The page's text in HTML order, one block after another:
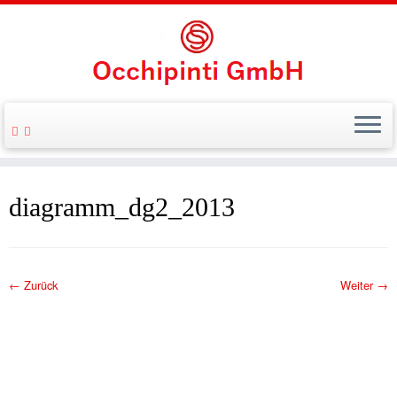
Inhalt
springen
diagramm_dg2_2013
← Zurück Weiter →